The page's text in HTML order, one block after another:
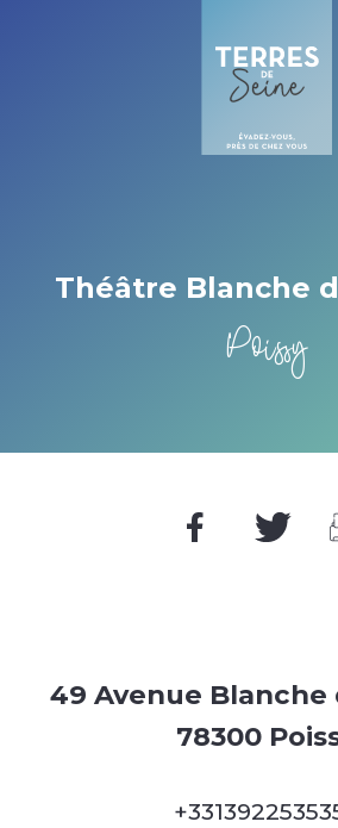
Théâtre Blanche
Poissy
49 Avenue Blanche
78300